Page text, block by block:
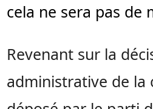
cela ne sera pas de
Revenant sur la
administrative de la